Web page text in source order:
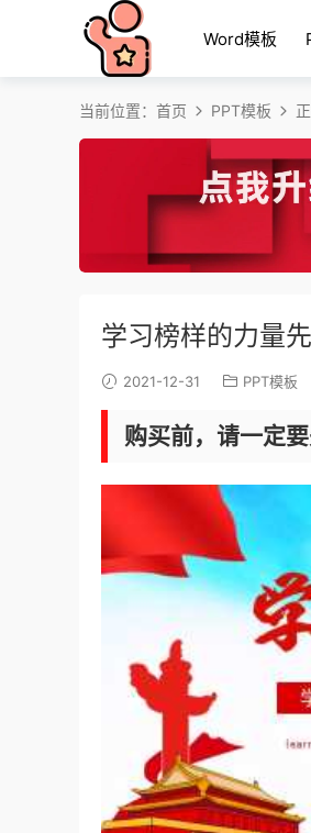
Word模板
当前位置： 首页 PPT模板
学习榜样的力量
2021-12-31 PPT模板
购买前，请一定